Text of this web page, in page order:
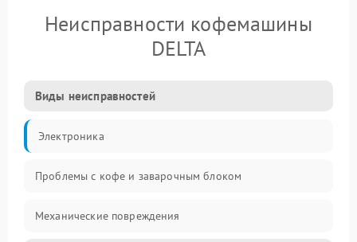
Неисправности кофемашины
DELTA
Виды неисправностей
Электроника
Проблемы с кофе и заварочным блоком
Механические повреждения